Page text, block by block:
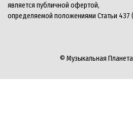
является публичной офертой,
определяемой положениями Статьи 437
© Музыкальная